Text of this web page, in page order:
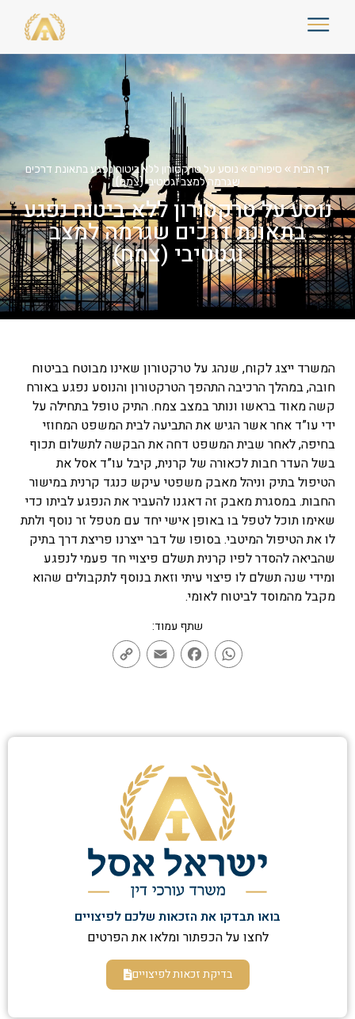
דף הבית» סיפורים » נוסע על טרקטורון ללא ביטוח נפגע בתאונת דרכים
שגרמה למצב וגטטיבי (צמח)
נוסע על טרקטורון ללא ביטוח נפגע
בתאונת דרכים שגרמה למצב
וגטטיבי (צמח)
המשרד ייצג לקוח, שנהג על טרקטורון שאינו מבוטח בביטוח
חובה, במהלך הרכיבה התהפך הטרקטורון והנוסע נפגע באורח
קשה מאוד בראשו ונותר במצב צמח. התיק טופל בתחילה על
ידי עו”ד אחר אשר הגיש את התביעה לבית המשפט המחוזי
בחיפה, לאחר שבית המשפט דחה את הבקשה לתשלום תכוף
בשל העדר חבות לכאורה של קרנית, קיבל עו”ד אסל את
הטיפול בתיק וניהל מאבק משפטי עיקש כנגד קרנית במישור
החבות. במסגרת מאבק זה דאגנו להעביר את הנפגע לביתו כדי
שאימו תוכל לטפל בו באופן אישי יחד עם מטפל זר נוסף ולתת
לו את הטיפול המיטבי. בסופו של דבר ייצרנו פריצת דרך בתיק
שהביאה להסדר לפיו קרנית תשלם פיצויי חד פעמי לנפגע
ומידי שנה תשלם לו פיצוי עיתי וזאת בנוסף לתקבולים שהוא
מקבל מהמוסד לביטוח לאומי.
שתף עמוד:
WhatsApp
Facebook
Email
בואו תבדקו את הזכאות שלכם לפיצויים
לחצו על הכפתור ומלאו את הפרטים
בדיקת זכאות לפיצויים